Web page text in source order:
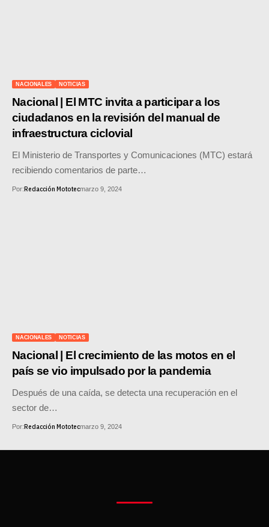
NACIONALES NOTICIAS
Nacional | El MTC invita a participar a los
ciudadanos en la revisión del manual de
infraestructura ciclovial
El Ministerio de Transportes y Comunicaciones (MTC) estará
recibiendo comentarios de parte…
Por:Redacción Mototecmarzo 9, 2024
NACIONALES NOTICIAS
Nacional | El crecimiento de las motos en el
país se vio impulsado por la pandemia
Después de una caída, se detecta una recuperación en el
sector de…
Por:Redacción Mototecmarzo 9, 2024